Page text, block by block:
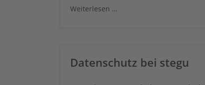
Weiterlesen …
Datenschutz bei stegu